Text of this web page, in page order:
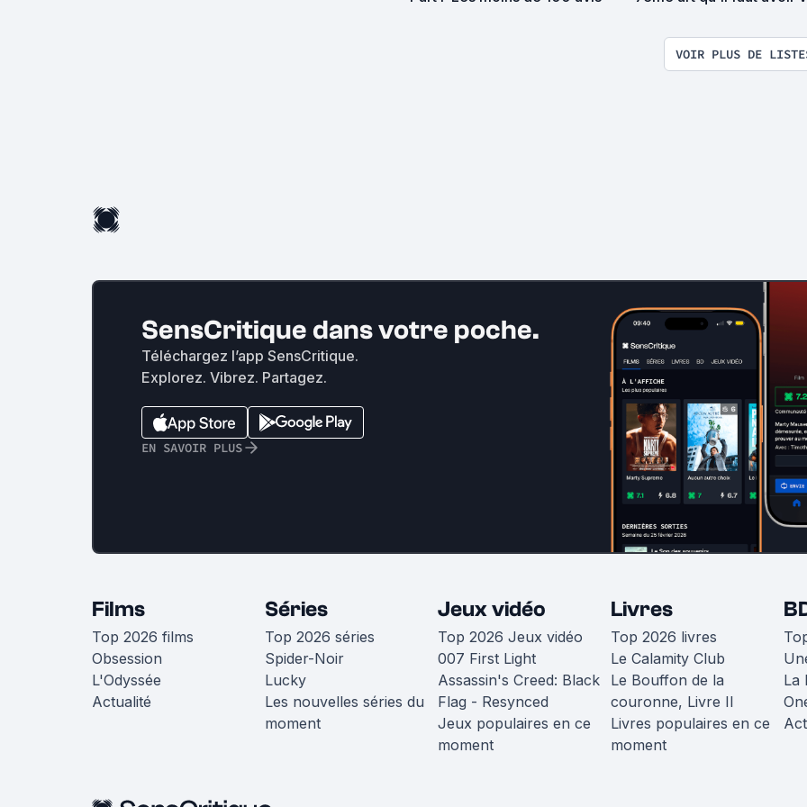
VOIR PLUS DE
SensCritique dans votre poche.
Téléchargez l’app SensCritique.
Explorez. Vibrez. Partagez.
EN SAVOIR PLUS
Films
Top 2026 films
Obsession
L'Odyssée
Actualité
Séries
Top 2026 séries
Spider-Noir
Lucky
Les nouvelles séries du
moment
Jeux vidéo
Top 2026 Jeux vidéo
007 First Light
Assassin's Creed: Black
Flag - Resynced
Jeux populaires en ce
moment
Livres
Top 2026 livres
Le Calamity Club
Le Bouffon de la
couronne, Livre II
Livres populaires en ce
moment
La